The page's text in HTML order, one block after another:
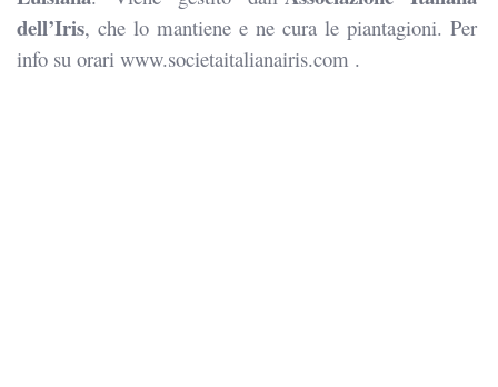
dell’Iris, che lo mantiene e ne cura le piantagioni. Per
info su orari www.societaitalianairis.com .